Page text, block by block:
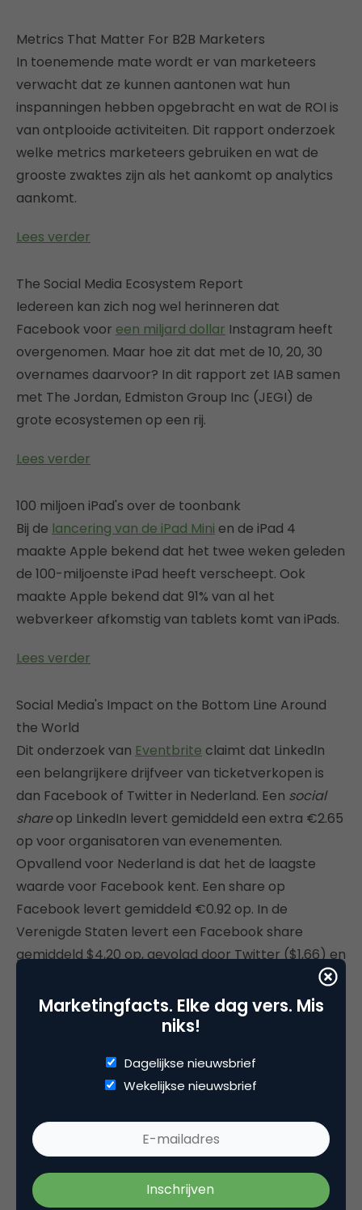
Metrics That Matter For B2B Marketers
In toenemende mate wordt er van marketeers
verwacht dat ze kunnen aantonen wat hun
inspanningen hebben opgebracht en wat de ROI is
van ontplooide activiteiten. Dit rapport onderzoek
welke metrics marketeers gebruiken en wat de
grooste zwaktes zijn als het aankomt op analytics
aankomt.
Lees verder
The Social Media Ecosystem Report
Iedereen kan zich nog wel herinneren dat
Facebook voor een miljard dollar Instagram heeft
overgenomen. Maar hoe zit dat met de 10, 20, 30
overnames daarvoor? In dit rapport zet IAB samen
met The Jordan, Edmiston Group Inc (JEGI) de
grote ecosystemen op een rij.
Lees verder
100 miljoen iPad's over de toonbank
Bij de lancering van de iPad Mini en de iPad 4
maakte Apple bekend dat het twee weken geleden
de 100-miljoenste iPad heeft verscheept. Ook
maakte Apple bekend dat 91% van al het
webverkeer afkomstig van tablets komt van iPads.
Lees verder
Social Media's Impact on the Bottom Line Around
the World
Dit onderzoek van Eventbrite claimt dat LinkedIn
een belangrijkere drijfveer van ticketverkopen is
dan Facebook of Twitter in Nederland. Een social
shareop LinkedIn levert gemiddeld een extra €2.65
op voor organisatoren van evenementen.
Opvallend voor Nederland is dat het de laagste
waarde voor Facebook kent. Een share op
Facebook levert gemiddeld €0.92 op. In de
Verenigde Staten levert een Facebook share
gemiddeld $4,20 op, gevolgd door Twitter ($1,66) en
Lees verder
TV en computer belangrijkste media devices
Nederlandse jongeren
belangrijke rol in voor jongeren in Nederland. 93
procent van de jongeren in de Millennial doelgroep
kijkt dagelijks televisie en ruim driekwart luistert
dagelijks naar de radio. De televisie en computer
Marketingfacts. Elke dag vers. Mis
niks!
Dagelijkse nieuwsbrief
Wekelijkse nieuwsbrief